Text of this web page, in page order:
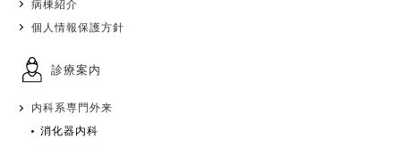
病棟紹介
個人情報保護方針
診療案内
内科系専門外来
消化器内科